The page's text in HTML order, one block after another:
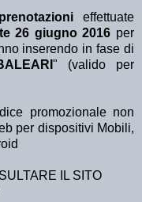
prenotazioni effettuate
26 giugno 2016 per
inserendo in fase di
" (valido per
promozionale non
per dispositivi Mobili,
IL SITO